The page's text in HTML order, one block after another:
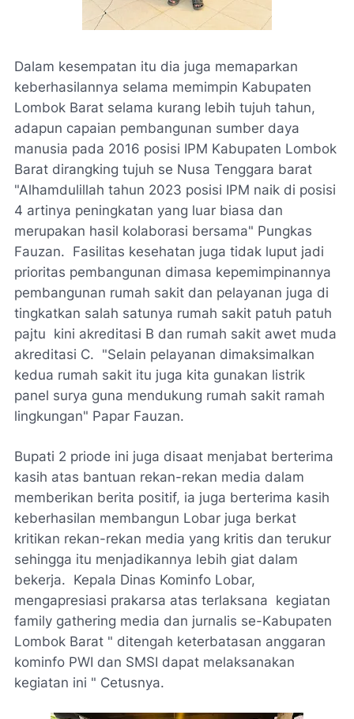
Dalam kesempatan itu dia juga memaparkan
keberhasilannya selama memimpin Kabupaten
Lombok Barat selama kurang lebih tujuh tahun,
adapun capaian pembangunan sumber daya
manusia pada 2016 posisi IPM Kabupaten Lombok
Barat dirangking tujuh se Nusa Tenggara barat
"Alhamdulillah tahun 2023 posisi IPM naik di posisi
4 artinya peningkatan yang luar biasa dan
merupakan hasil kolaborasi bersama" Pungkas
Fauzan. Fasilitas kesehatan juga tidak luput jadi
prioritas pembangunan dimasa kepemimpinannya
pembangunan rumah sakit dan pelayanan juga di
tingkatkan salah satunya rumah sakit patuh patuh
pajtu kini akreditasi B dan rumah sakit awet muda
akreditasi C. "Selain pelayanan dimaksimalkan
kedua rumah sakit itu juga kita gunakan listrik
panel surya guna mendukung rumah sakit ramah
lingkungan" Papar Fauzan.
Bupati 2 priode ini juga disaat menjabat berterima
kasih atas bantuan rekan-rekan media dalam
memberikan berita positif, ia juga berterima kasih
keberhasilan membangun Lobar juga berkat
kritikan rekan-rekan media yang kritis dan terukur
sehingga itu menjadikannya lebih giat dalam
bekerja. Kepala Dinas Kominfo Lobar,
mengapresiasi prakarsa atas terlaksana kegiatan
family gathering media dan jurnalis se-Kabupaten
Lombok Barat " ditengah keterbatasan anggaran
kominfo PWI dan SMSI dapat melaksanakan
kegiatan ini " Cetusnya.